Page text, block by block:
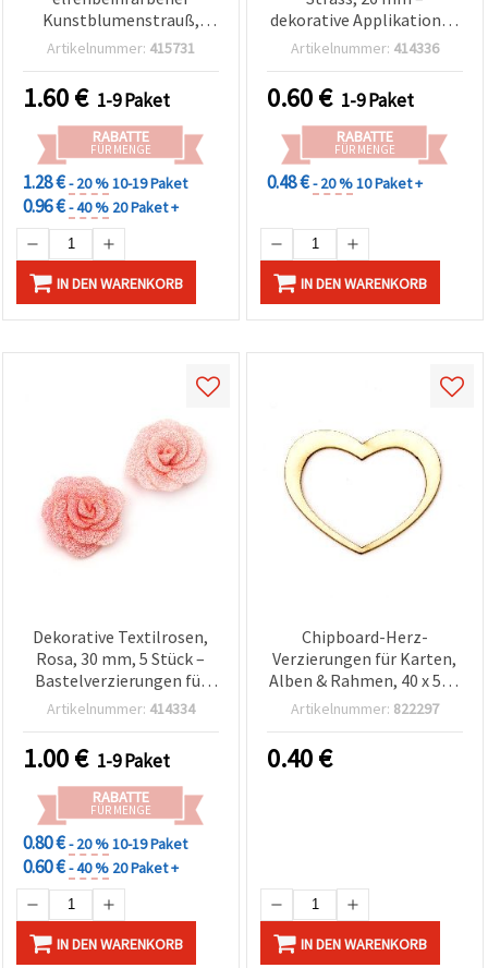
Kunstblumenstrauß,
Seidenblüten mit
Staubgefäßen, 40×90 mm
– 6 Stück zum Basteln von
Tiaras & Haarschmuck
Artikelnummer: 415731
1.60€ 1-9 Paket
RABATTE
FÜR MENGE
1.28 €- 20 %10-19 Paket
0.96 €- 40 % 20 Paket +
IN DEN WARENKORB
dekorative Applikationen
für Accessoires &
Artikelnummer: 414336
0.60€ 1-9 Paket
RABATTE
FÜR MENGE
0.48 €- 20 %10 Paket +
IN DEN WARENKORB
Dekorative Textilrosen,
Rosa, 30 mm, 5 Stück –
Bastelverzierungen für
Diademe, Haarnadeln,
& DIY-Deko
Artikelnummer: 414334
1.00€ 1-9 Paket
RABATTE
FÜR MENGE
0.80 €- 20 %10-19 Paket
0.60 €- 40 % 20 Paket +
IN DEN WARENKORB
Chipboard-Herz-
Verzierungen für Karten,
Alben & Rahmen, 40 x 50 x
1 mm - 2 Stück
Artikelnummer: 822297
0.40€
IN DEN WARENKORB